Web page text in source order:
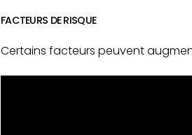
FACTEURS DE RISQUE
Certains facteurs peuvent